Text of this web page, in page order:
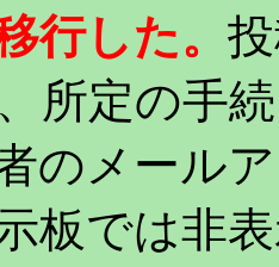
行した。
所定の手
のメール
板では非